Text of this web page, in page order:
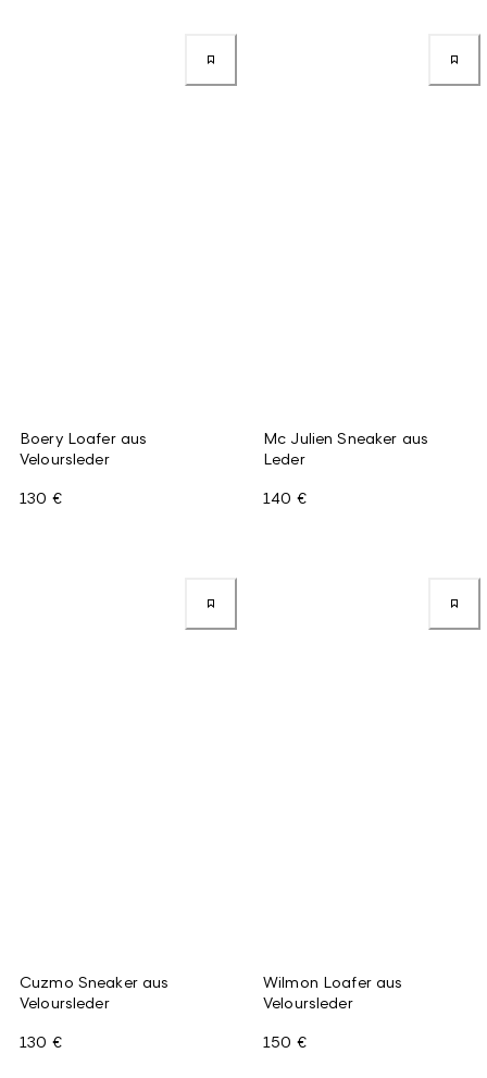
Boery Loafer aus
Veloursleder
130 €
Mc Julien Sneaker aus
Leder
140 €
Cuzmo Sneaker aus
Veloursleder
130 €
Wilmon Loafer aus
Veloursleder
150 €